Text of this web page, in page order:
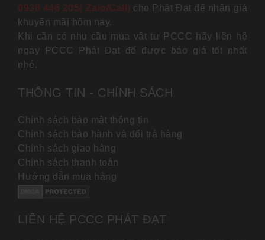
0938 446 205( Zalo/Call) cho Phát Đạt để nhận giá
khuyến mãi hôm nay.
Khi cần có nhu cầu mua vật tư PCCC hãy liên hệ
ngay PCCC Phát Đạt để được báo giá tốt nhất
nhé.
THÔNG TIN - CHÍNH SÁCH
Chính sách bảo mật thông tin
Chính sách bảo hành và đổi trả hàng
Chính sách giao hàng
Chính sách thanh toán
Hướng dẫn mua hàng
LIÊN HỆ PCCC PHÁT ĐẠT